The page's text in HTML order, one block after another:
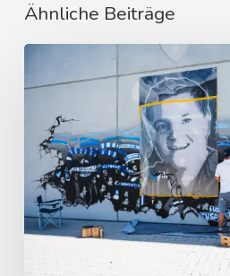
Ähnliche Beiträge